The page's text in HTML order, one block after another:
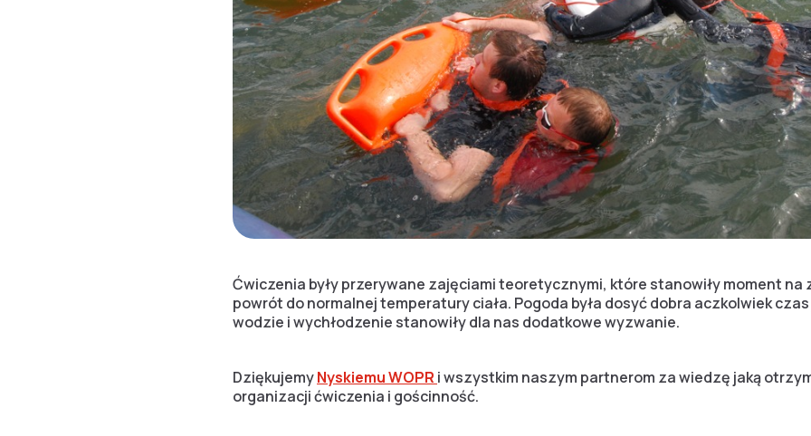
Ćwiczenia były przerywane zajęciami teoretycznymi, które stanowiły moment na
powrót do normalnej temperatury ciała. Pogoda była dosyć dobra aczkolwiek
wodzie i wychłodzenie stanowiły dla nas dodatkowe wyzwanie.
DziękujemyNyskiemu WOPR i wszystkim naszym partnerom za wiedzę jaką
organizacji ćwiczenia i gościnność.